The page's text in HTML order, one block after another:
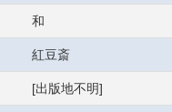
和
紅豆斎
[出版地不明]